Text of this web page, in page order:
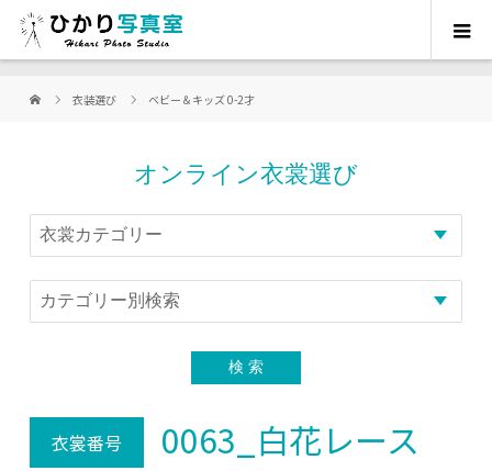
衣装選び ベビー＆キッズ 0-2才
オンライン衣裳選び
衣裳番号 0063_白花レース